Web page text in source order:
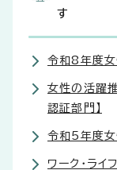
す
令和8年度女
女性の活躍
認証部門】
令和5年度
ワーク・ライ